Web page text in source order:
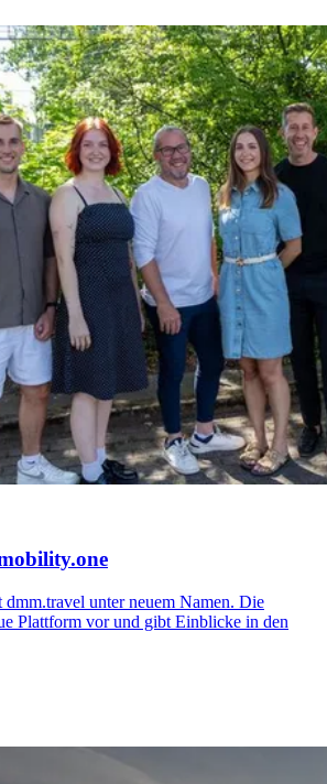
unter neuem Namen. Die
Plattform vor und gibt Einblicke in den